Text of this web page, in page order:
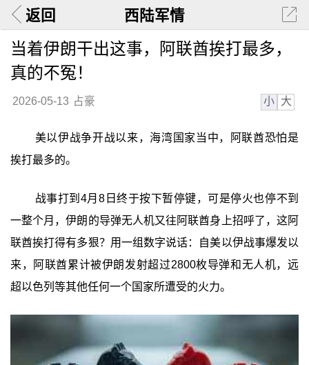
返回 西陆军情
当着伊朗干出这事，阿联酋挨打最多，
真的不冤！
2026-05-13 占豪 小 大
美以伊战争开战以来，海湾国家当中，阿联酋恐怕是
挨打最多的。
战事打到4月8日终于按下暂停键，可是停火也停不到
一整个月，伊朗的导弹无人机又往阿联酋身上招呼了，这阿
联酋挨打得有多狠？用一组数字说话：自美以伊战事爆发以
来，阿联酋累计被伊朗发射超过2800枚导弹和无人机，远
超以色列等其他任何一个国家所遭受的火力。